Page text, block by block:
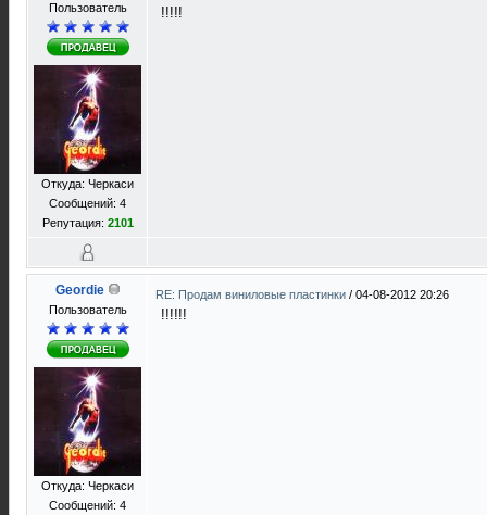
Пользователь
Откуда: Черкаси
Сообщений: 4
Репутация: 2101
!!!!!
Geordie
Пользователь
Откуда: Черкаси
Сообщений: 4
RE: Продам виниловые пластинки / 04-08-2012 20:26
!!!!!!